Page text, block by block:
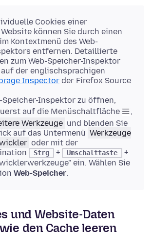
Cookies einer
können Sie durch einen
Kontextmenü des Web-
entfernen. Detaillierte
zum Web-Speicher-Inspektor
der englischsprachigen
Inspector der Firefox Source
Speicher-Inspektor zu öffnen,
auf die Menüschaltfläche
,
Werkzeuge und blenden Sie
auf das Untermenü Werkzeuge
oder mit der
Strg + Umschalttaste +
ein. Wählen Sie
Web-Speicher.
und Website-Daten
den Cache leeren